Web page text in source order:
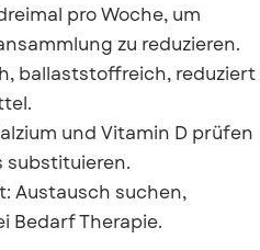
pro Woche, um
zu reduzieren.
ballaststoffreich, reduziert
und Vitamin D prüfen
substituieren.
Austausch suchen,
Bedarf Therapie.